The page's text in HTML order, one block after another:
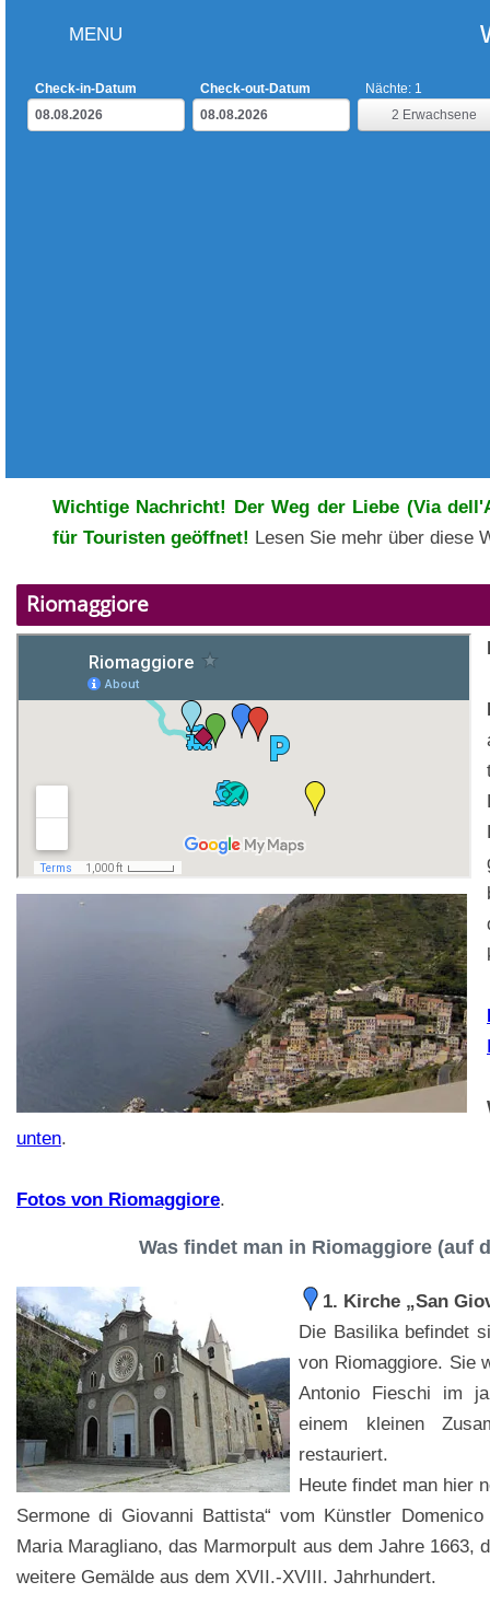
MENU
Check-in-Datum
Check-out-Datum
2 Erwachsene
Nächte: 1
Wichtige Nachricht! Der Weg der Liebe (Via
für Touristen geöffnet! Lesen Sie mehr über diese
Riomaggiore
unten.
Fotos von Riomaggiore.
Was findet man in Riomaggiore (auf
1. Kirche „San
Die Basilika befindet
von Riomaggiore. Sie
Antonio Fieschi im
einem kleinen
restauriert.
Heute findet man hier
Sermone di Giovanni Battista“ vom Künstler
Maria Maragliano, das Marmorpult aus dem Jahre 1663,
weitere Gemälde aus dem XVII.-XVIII. Jahrhundert.